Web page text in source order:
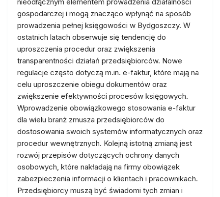
gospodarczej i mogą znacząco wpłynąć na sposób
prowadzenia pełnej księgowości w Bydgoszczy. W
ostatnich latach obserwuje się tendencję do
uproszczenia procedur oraz zwiększenia
transparentności działań przedsiębiorców. Nowe
regulacje często dotyczą m.in. e-faktur, które mają na
celu uproszczenie obiegu dokumentów oraz
zwiększenie efektywności procesów księgowych.
Wprowadzenie obowiązkowego stosowania e-faktur
dla wielu branż zmusza przedsiębiorców do
dostosowania swoich systemów informatycznych oraz
procedur wewnętrznych. Kolejną istotną zmianą jest
rozwój przepisów dotyczących ochrony danych
osobowych, które nakładają na firmy obowiązek
zabezpieczenia informacji o klientach i pracownikach.
Przedsiębiorcy muszą być świadomi tych zmian i